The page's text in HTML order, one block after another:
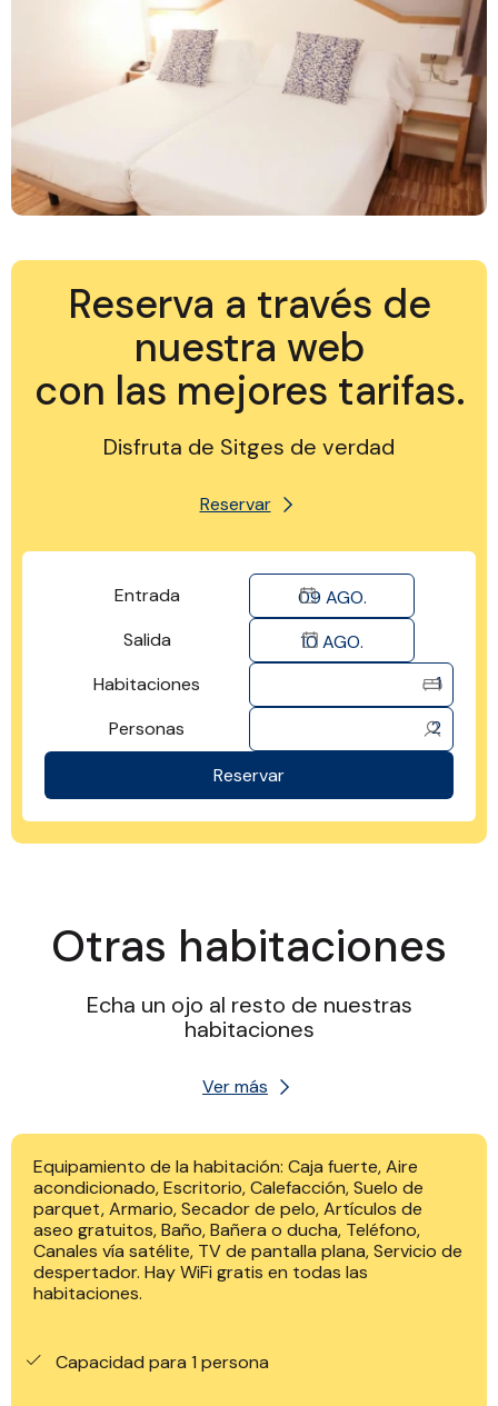
Reserva a través de
nuestra web
con las mejores tarifas.
Disfruta de Sitges de verdad
Reservar
Entrada 09 AGO.
Salida
10AGO.
Habitaciones
1
Personas
2
Reservar
Otras habitaciones
Echa un ojo al resto de nuestras
habitaciones
Ver más
Equipamiento de la habitación: Caja fuerte, Aire
acondicionado, Escritorio, Calefacción, Suelo de
parquet, Armario, Secador de pelo, Artículos de
aseo gratuitos, Baño, Bañera o ducha, Teléfono,
Canales vía satélite, TV de pantalla plana, Servicio de
despertador. Hay WiFi gratis en todas las
habitaciones.
Capacidad para 1 persona